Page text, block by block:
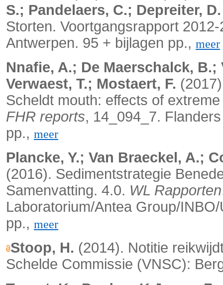
S.; Pandelaers, C.; Depreiter, D.
Storten. Voortgangsrapport
Antwerpen. 95 + bijlagen pp., meer
Nnafie, A.; De Maerschalck,
Verwaest, T.; Mostaert, F.
Scheldt mouth: effects of
FHR reports, 14_094_7.
pp., meer
Plancke, Y.; Van Braeckel, A.;
(2016). Sedimentstrategie
Samenvatting. 4.0. WL Rapporten
Laboratorium/Antea Group/
pp., meer
Stoop, H. (2014). Notitie
Schelde Commissie (VNSC):